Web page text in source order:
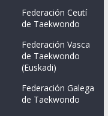
Federación Ceutí
de Taekwondo
Federación Vasca
de Taekwondo
(Euskadi)
Federación Galega
de Taekwondo